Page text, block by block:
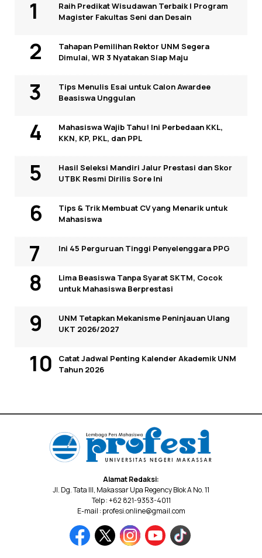
Raih Predikat Wisudawan Terbaik I Program
Magister Fakultas Seni dan Desain
Tahapan Pemilihan Rektor UNM Segera
Dimulai, WR 3 Nyatakan Siap Maju
Tips Menulis Esai untuk Calon Awardee
Beasiswa Unggulan
Mahasiswa Wajib Tahu! Ini Perbedaan KKL,
KKN, KP, PKL, dan PPL
Hasil Seleksi Mandiri Jalur Prestasi dan Skor
UTBK Resmi Dirilis Sore Ini
Tips & Trik Membuat CV yang Menarik untuk
Mahasiswa
Ini 45 Perguruan Tinggi Penyelenggara PPG
Lima Beasiswa Tanpa Syarat SKTM, Cocok
untuk Mahasiswa Berprestasi
UNM Tetapkan Mekanisme Peninjauan Ulang
UKT 2026/2027
Catat Jadwal Penting Kalender Akademik UNM
Tahun 2026
Alamat Redaksi:
Jl. Dg. Tata III, Makassar Upa Regency Blok A No. 11
Telp : +62 821-9353-4011
E-mail : profesi.online@gmail.com